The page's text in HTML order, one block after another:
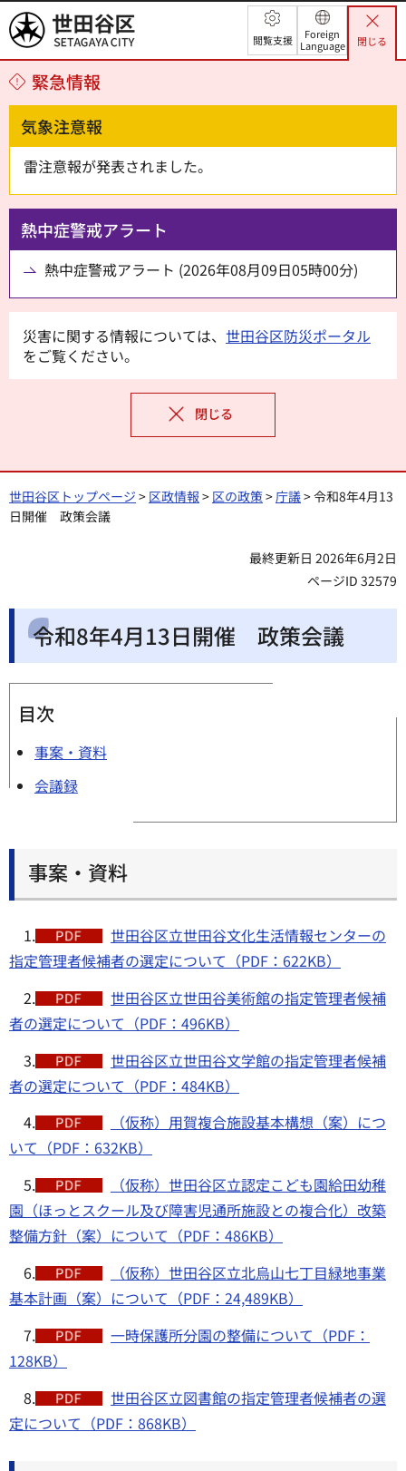
世田谷区 閲覧支援
Foreign
Language
閉じる
緊急情報
気象注意報
雷注意報が発表されました。
熱中症警戒アラート
熱中症警戒アラート (2026年08月09日05時00分)
災害に関する情報については、 世田谷区防災ポータル
をご覧ください。
閉じる
世田谷区トップページ > 区政情報 > 区の政策>庁議> 令和8年4月13
日開催 政策会議
最終更新日 2026年6月2日
ページID 32579
令和8年4月13日開催 政策会議
目次
事案・資料
会議録
事案・資料
1.
世田谷区立世田谷文化生活情報センターの
指定管理者候補者の選定について（PDF：622KB）
2.
世田谷区立世田谷美術館の指定管理者候補
者の選定について（PDF：496KB）
3.
世田谷区立世田谷文学館の指定管理者候補
者の選定について（PDF：484KB）
4.
（仮称）用賀複合施設基本構想（案）につ
いて（PDF：632KB）
5.
（仮称）世田谷区立認定こども園給田幼稚
園（ほっとスクール及び障害児通所施設との複合化）改築
整備方針（案）について（PDF：486KB）
6.
（仮称）世田谷区立北烏山七丁目緑地事業
基本計画（案）について（PDF：24,489KB）
7.
一時保護所分園の整備について（PDF：
128KB）
8.
世田谷区立図書館の指定管理者候補者の選
定について（PDF：868KB）